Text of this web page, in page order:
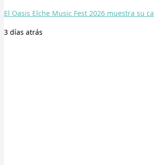
El Oasis Elche Music Fest 2026 muestra su
3 días atrás